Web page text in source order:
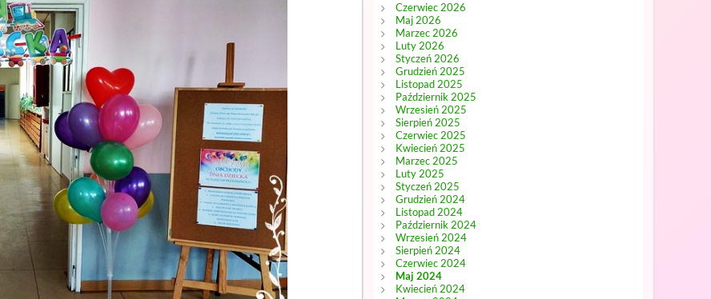
Czerwiec 2026
Maj 2026
Marzec 2026
Luty 2026
Styczeń 2026
Grudzień 2025
Listopad 2025
Październik 2025
Wrzesień 2025
Sierpień 2025
Czerwiec 2025
Kwiecień 2025
Marzec 2025
Luty 2025
Styczeń 2025
Grudzień 2024
Listopad 2024
Październik 2024
Wrzesień 2024
Sierpień 2024
Czerwiec 2024
Maj 2024
Kwiecień 2024